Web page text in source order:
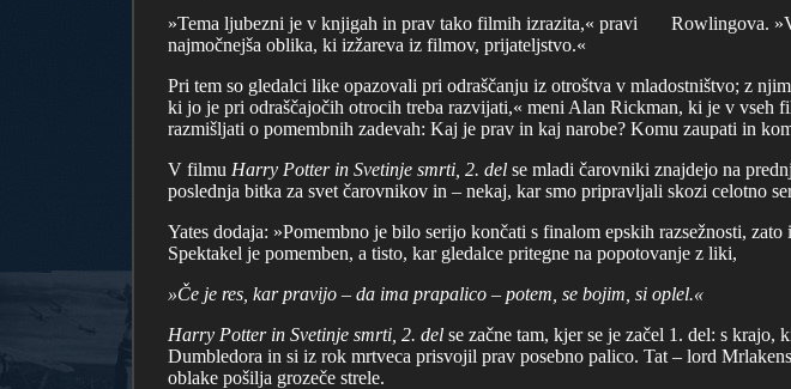
»Tema ljubezni je v knjigah in prav tako filmih izrazita,« pravi Rowlingova.
najmočnejša oblika, ki izžareva iz filmov, prijateljstvo.«
Pri tem so gledalci like opazovali pri odraščanju iz otroštva v mladostništvo; z
ki jo je pri odraščajočih otrocih treba razvijati,« meni Alan Rickman, ki je v vseh
razmišljati o pomembnih zadevah: Kaj je prav in kaj narobe? Komu zaupati in
V filmu Harry Potter in Svetinje smrti, 2. del se mladi čarovniki znajdejo na
poslednja bitka za svet čarovnikov in – nekaj, kar smo pripravljali skozi celotno
Yates dodaja: »Pomembno je bilo serijo končati s finalom epskih razsežnosti,
Spektakel je pomemben, a tisto, kar gledalce pritegne na popotovanje z
»Če je res, kar pravijo – da ima prapalico – potem, se bojim, si oplel.«
Harry Potter in Svetinje smrti, 2. del se začne tam, kjer se je začel 1. del: s
Dumbledora in si iz rok mrtveca prisvojil prav posebno palico. Tat – lord
oblake pošilja grozeče strele.